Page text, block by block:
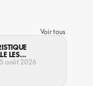
Voir tous
LES
LES
5 août 2026